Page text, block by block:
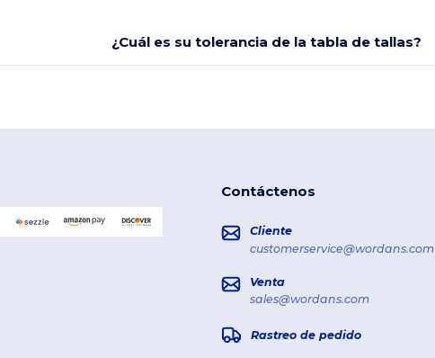
¿Cuál es su tolerancia de la tabla de tallas?
Contáctenos
Cliente
customerservice@wordans.com
Venta
sales@wordans.com
Rastreo de pedido